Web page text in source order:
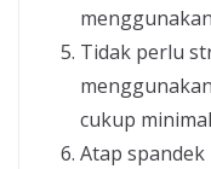
Tidak perlu
cukup
Atap